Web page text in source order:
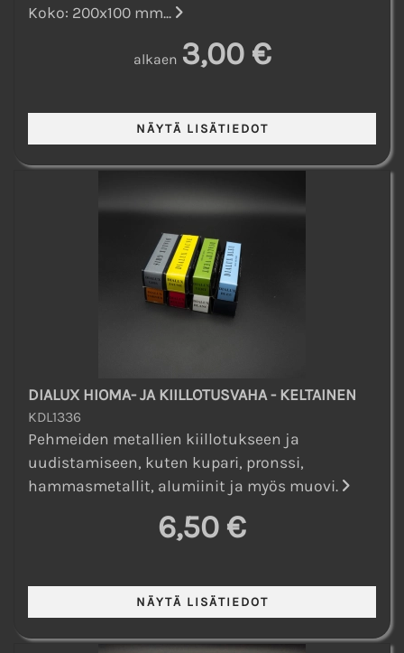
Koko: 200x100 mm...
alkaen 3,00 €
DIALUX HIOMA- JA KIILLOTUSVAHA - KELTAINEN
KDL1336
Pehmeiden metallien kiillotukseen ja
uudistamiseen, kuten kupari, pronssi,
hammasmetallit, alumiinit ja myös muovi.
6,50 €